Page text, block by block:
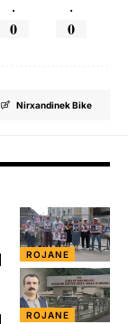
.
0
.
0
Nirxandinek Bike
ROJANE
ROJANE